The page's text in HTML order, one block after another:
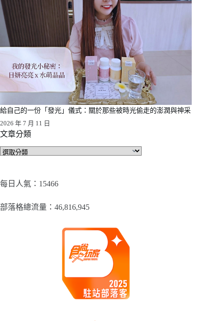
給自己的一份「發光」儀式：關於那些被時光偷走的澎潤與神采
2026 年 7 月 11 日
文章分類
文
類
每日人氣：15466
部落格總流量：​46,816,945